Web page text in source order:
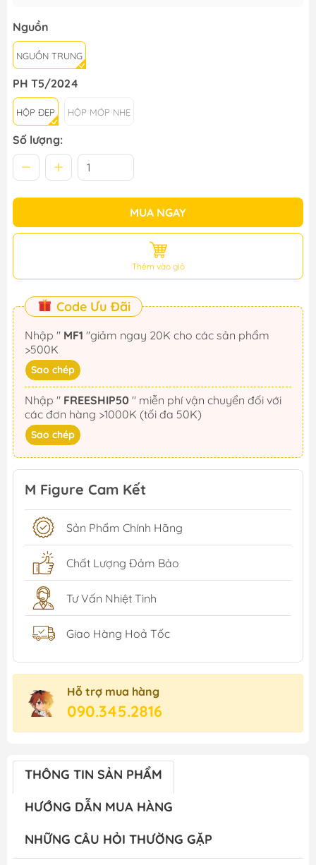
Nguồn
NGUỒN TRUNG
PH T5/2024
HỘP ĐẸP HỘP MÓP NHẸ
Số lượng:
MUA NGAY
Thêm vào giỏ
Code Ưu Đãi
Nhập " MF1
>500K
Sao chép
Nhập " FREESHIP50
các đơn hàng >1000K (tối đa 50K)
Sao chép
M Figure Cam Kết
Sản Phẩm Chính Hãng
Chất Lượng Đảm Bảo
Tư Vấn Nhiệt Tình
Giao Hàng Hoả Tốc
Hỗ trợ mua hàng
090.345.2816
THÔNG TIN SẢN PHẨM
HƯỚNG DẪN MUA HÀNG
NHỮNG CÂU HỎI THƯỜNG GẶP